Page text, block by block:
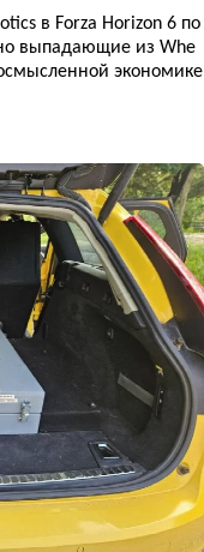
в Forza Horizon 6 по
выпадающие из Whe
экономике